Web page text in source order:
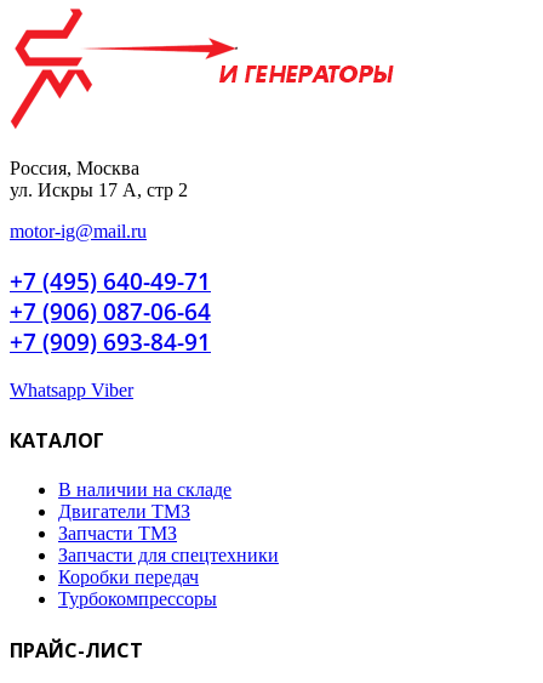
Россия, Москва
ул. Искры 17 А, стр 2
motor-ig@mail.ru
+7 (495) 640-49-71
+7 (906) 087-06-64
+7 (909) 693-84-91
Whatsapp Viber
КАТАЛОГ
В наличии на складе
Двигатели ТМЗ
Запчасти ТМЗ
Запчасти для спецтехники
Коробки передач
Турбокомпрессоры
ПРАЙС-ЛИСТ